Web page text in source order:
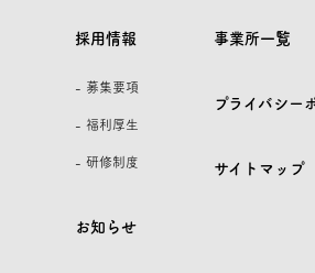
採用情報
- 募集要項
- 福利厚生
- 研修制度
お知らせ
事業所一覧
プライバシー
サイトマップ